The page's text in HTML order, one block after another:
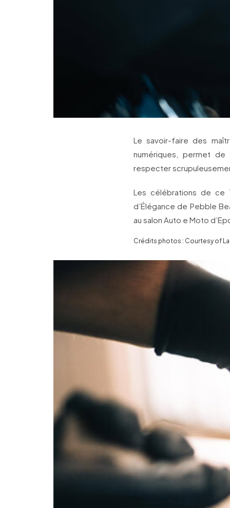
Le savoir-faire des
numériques, permet
respecter
Les célébrations de ce
d’Élégance de Pebble
au salon Auto e Moto
Crédits photos : Courtesy of